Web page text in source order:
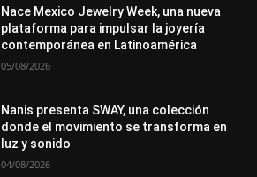
Nace Mexico Jewelry Week, una nueva
plataforma para impulsar la joyería
contemporánea en Latinoamérica
05/08/2026
Nanis presenta SWAY, una colección
donde el movimiento se transforma en
luz y sonido
04/08/2026